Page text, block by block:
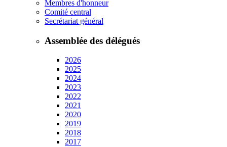
Membres d'honneur
Comité central
Secrétariat général
Assemblée des délégués
2026
2025
2024
2023
2022
2021
2020
2019
2018
2017